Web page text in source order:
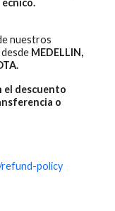
nuestros
MEDELLIN,
el descuento
o
policy